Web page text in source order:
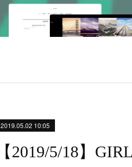
2019.05.02 10:05
【2019/5/18】